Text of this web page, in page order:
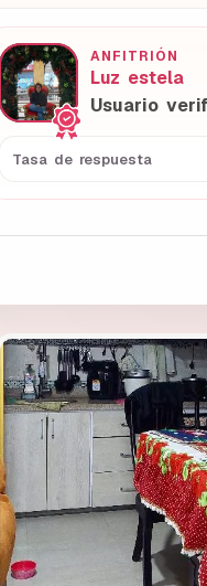
ANFITRIÓN
Luz estela
Usuario
Tasa de respuesta